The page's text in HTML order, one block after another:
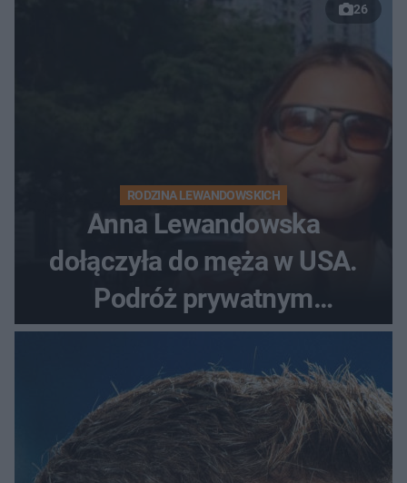
26
RODZINA LEWANDOWSKICH
Anna Lewandowska
dołączyła do męża w USA.
Podróż prywatnym
odrzutowcem to dopiero
początek!